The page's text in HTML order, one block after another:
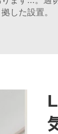
拠した設置。